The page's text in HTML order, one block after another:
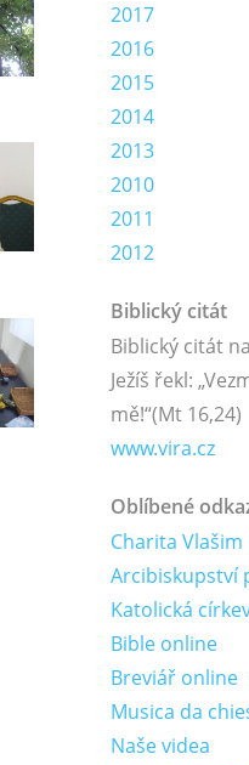
2017
2016
2015
2014
2013
2010
2011
2012
Biblický citát
Biblický citát
Ježíš řekl:
mě!“(Mt 16,24)
www.vira.cz
Oblíbené
Charita Vlašim
Arcibiskupství
Katolická
Bible online
Breviář online
Musica da
Naše videa